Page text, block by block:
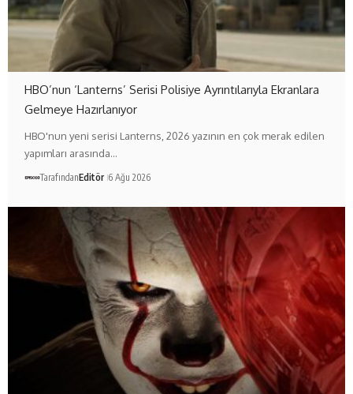
HBO’nun ‘Lanterns’ Serisi Polisiye Ayrıntılarıyla Ekranlara
Gelmeye Hazırlanıyor
HBO'nun yeni serisi Lanterns, 2026 yazının en çok merak edilen
yapımları arasında…
TarafındanEditör 6 Ağu 2026